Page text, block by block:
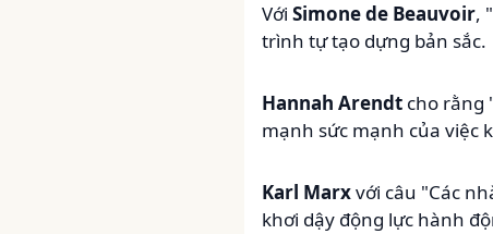
Với Simone de Beauvoir,
trình tự tạo dựng bản sắc.
Hannah Arendt cho rằng
mạnh sức mạnh của việc
Karl Marxvới câu "Các
khơi dậy động lực hành